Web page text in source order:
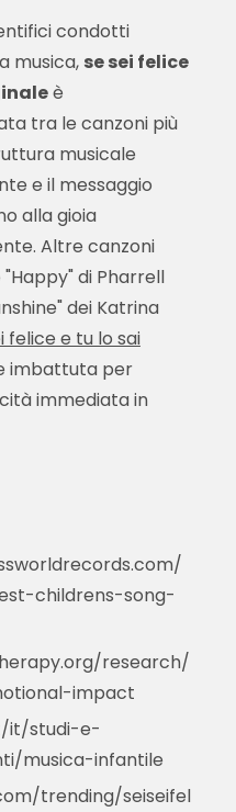
condotti
musica, se sei felice
è
tra le canzoni più
musicale
e il messaggio
alla gioia
Altre canzoni
di Pharrell
dei Katrina
felice e tu lo sai
imbattuta per
immediata in
childrens-song-
research/
impact
it/studi-e-
musica-infantile
trending/seiseifel